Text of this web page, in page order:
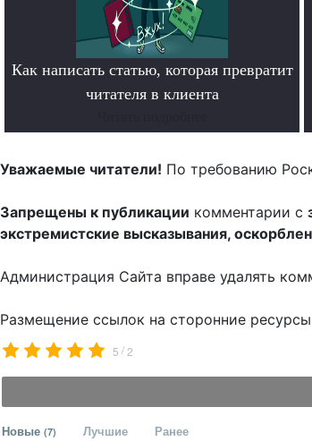
Как написать статью, которая превратит
читателя в клиента
Уважаемые читатели! По требованию
Запрещены к публикации комментарии с
экстремистские высказывания,
Администрация Сайта вправе удалять
Размещение ссылок на сторонние ресурсы
5 /2
Новые (7) Лучшие Ранее